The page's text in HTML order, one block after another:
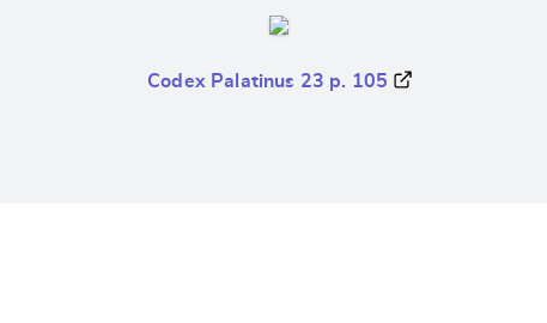
Codex Palatinus 23 p. 105